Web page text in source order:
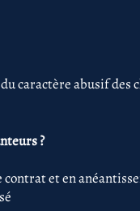
caractère abusif des
?
et en